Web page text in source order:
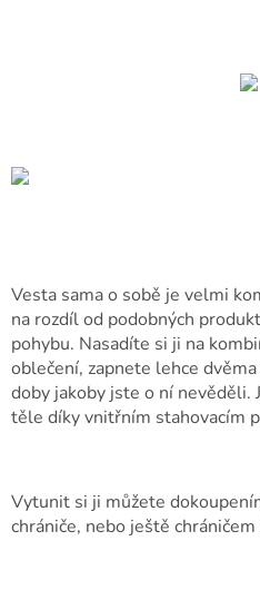
Vesta sama o sobě je velmi
na rozdíl od podobných
pohybu. Nasadíte si ji na
oblečení, zapnete lehce
doby jakoby jste o ní nevěděli.
těle díky vnitřním stahovacím
Vytunit si ji můžete
chrániče, nebo ještě chráničem